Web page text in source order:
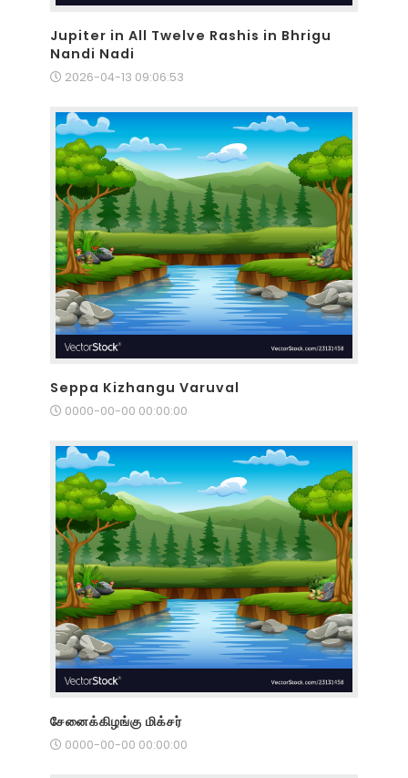
Jupiter in All Twelve Rashis in Bhrigu
Nandi Nadi
2026-04-13 09:06:53
Seppa Kizhangu Varuval
0000-00-00 00:00:00
சேனைக்கிழங்கு மிக்சர்
0000-00-00 00:00:00